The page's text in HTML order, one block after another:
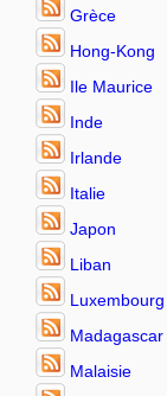
Grèce
Hong-Kong
Ile Maurice
Inde
Irlande
Italie
Japon
Liban
Luxembourg
Madagascar
Malaisie